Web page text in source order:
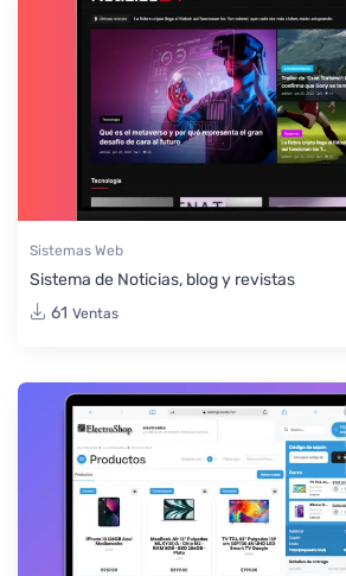
Sistemas Web
Sistema de Noticias, blog y revistas
61 Ventas